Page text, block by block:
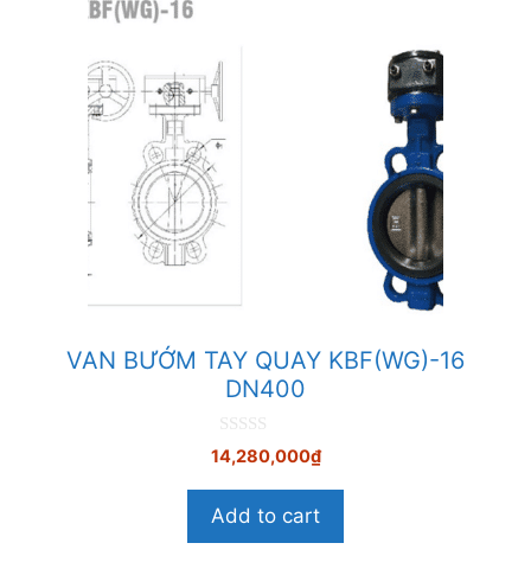
VAN BƯỚM TAY QUAY KBF(WG)-16
DN400
0
n
à
5
14,280,000₫
Add to cart